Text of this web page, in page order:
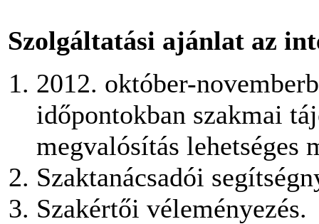
Szolgáltatási ajánlat az
2012. október-
időpontokban szakmai
megvalósítás lehetséges
Szaktanácsadói
Szakértői véleményezés.